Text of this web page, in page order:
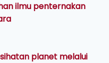
ilmu penternakan
planet melalui